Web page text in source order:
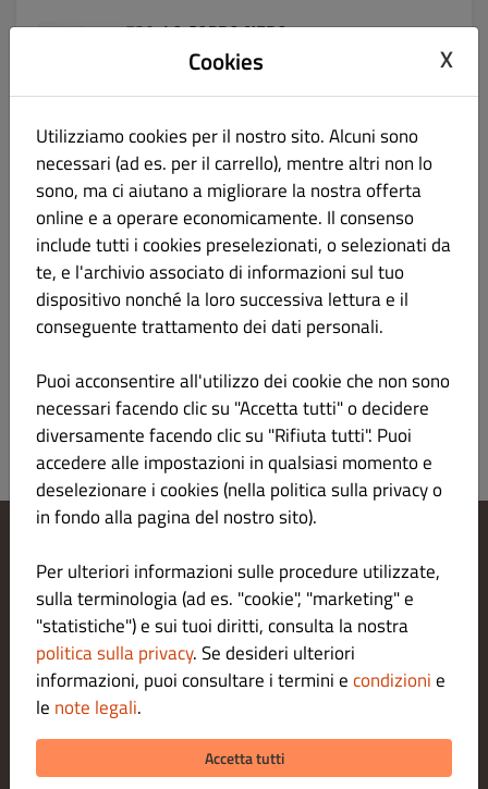
530. LA CAPRA NERA
FALANGHINA IGP
€ 14.00
Falanghina) 13,5% vol
533. VERMENTINO DOC € 13.00
AUDARYA - SARDEGNA (100% Vermentino) 13,5%
vol
Modifica le impostazioni dei cookie
Contattaci
Informativa sulla privacy
Termini e condizioni
Legal notice
METODI DI PAGAMENTO PER LA CONSEGNA A DOMICILIO
METODI DI PAGAMENTO PER L' ASPORTO
Cookies X
Utilizziamo cookies per il nostro sito. Alcuni sono
necessari (ad es. per il carrello), mentre altri non lo
sono, ma ci aiutano a migliorare la nostra offerta
online e a operare economicamente. Il consenso
include tutti i cookies preselezionati, o selezionati da
te, e l'archivio associato di informazioni sul tuo
dispositivo nonché la loro successiva lettura e il
conseguente trattamento dei dati personali.
Puoi acconsentire all'utilizzo dei cookie che non sono
necessari facendo clic su "Accetta tutti" o decidere
diversamente facendo clic su "Rifiuta tutti". Puoi
accedere alle impostazioni in qualsiasi momento e
deselezionare i cookies (nella politica sulla privacy o
in fondo alla pagina del nostro sito).
Per ulteriori informazioni sulle procedure utilizzate,
sulla terminologia (ad es. "cookie", "marketing" e
"statistiche") e sui tuoi diritti, consulta la nostra
politica sulla privacy. Se desideri ulteriori
informazioni, puoi consultare i termini econdizionie
le note legali.
Accetta tutti